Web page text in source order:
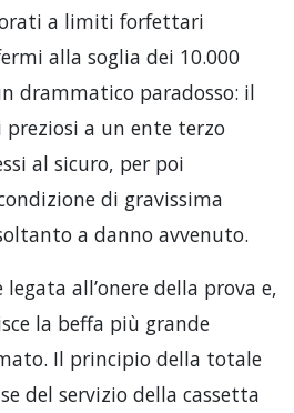
a limiti forfettari
alla soglia dei 10.000
drammatico paradosso: il
a un ente terzo
al sicuro, per poi
di gravissima
a danno avvenuto.
all’onere della prova e,
la beffa più grande
Il principio della totale
del servizio della cassetta